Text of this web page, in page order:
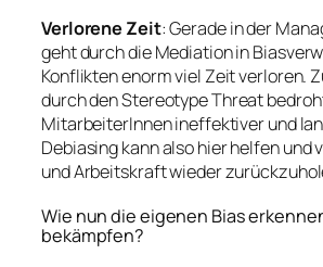
Verlorene Zeit: Gerade in der
geht durch die Mediation in
Konflikten enorm viel Zeit verloren.
durch den Stereotype Threat
MitarbeiterInnen ineffektiver und
Debiasing kann also hier helfen und
und Arbeitskraft wieder
Wie nun die eigenen Bias
bekämpfen?